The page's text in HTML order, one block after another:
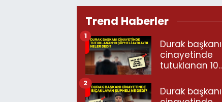
Trend Haberler
Durak başkanı
cinayetinde
tutuklanan 10
neler dedi?
1
Durak başkanı
2